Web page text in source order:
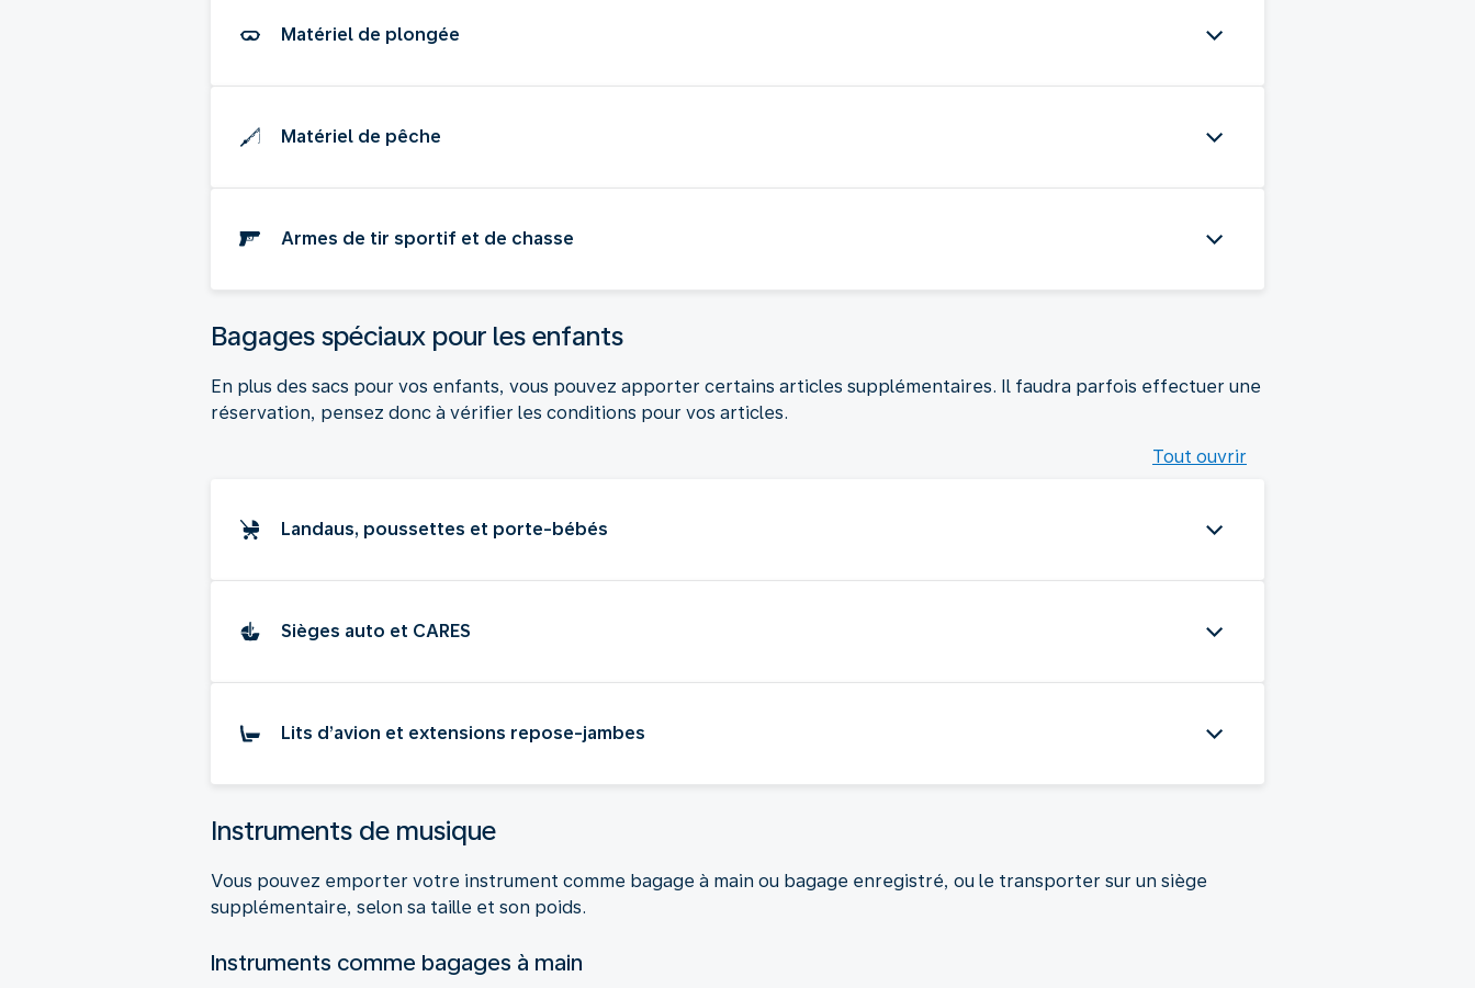
Matériel de plongée
Matériel de pêche
Armes de tir sportif et de chasse
Bagages spéciaux pour les enfants
En plus des sacs pour vos enfants, vous pouvez apporter certains articles supplémentaires. Il faudra parfois effectuer une
réservation, pensez donc à vérifier les conditions pour vos articles.
Tout ouvrir
Landaus, poussettes et porte-bébés
Sièges auto et CARES
Lits d’avion et extensions repose-jambes
Instruments de musique
Vous pouvez emporter votre instrument comme bagage à main ou bagage enregistré, ou le transporter sur un siège
supplémentaire, selon sa taille et son poids.
Instruments comme bagages à main